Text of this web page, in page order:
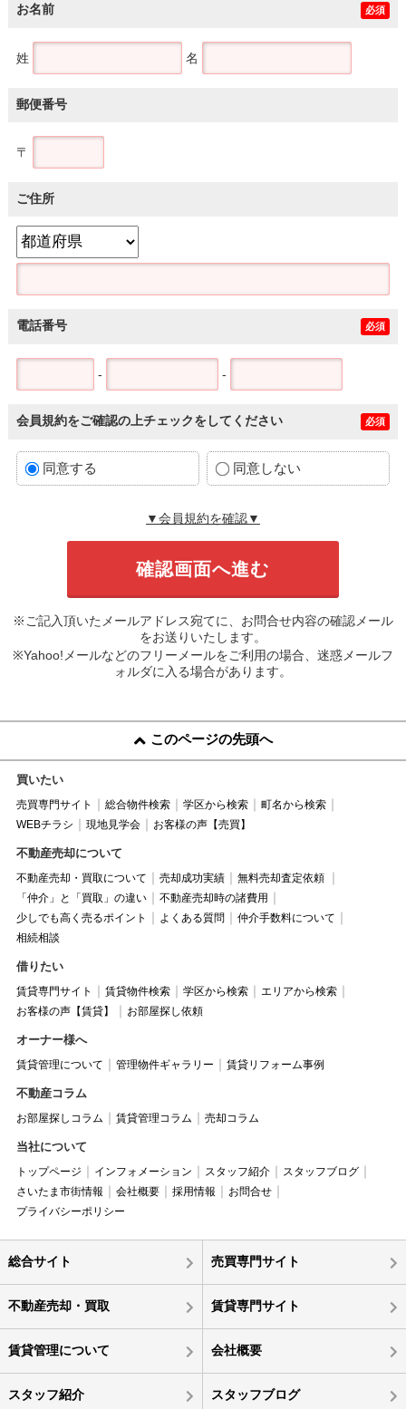
お名前 必須
姓 名
郵便番号
〒
ご住所
電話番号 必須
- -
会員規約をご確認の上チェックをしてください 必須
同意する 同意しない
▼会員規約を確認▼
※ご記入頂いたメールアドレス宛てに、お問合せ内容の確認メール
をお送りいたします。
※Yahoo!メールなどのフリーメールをご利用の場合、迷惑メールフ
ォルダに入る場合があります。
このページの先頭へ
買いたい
売買専門サイト 総合物件検索 学区から検索
町名から検索
WEBチラシ
現地見学会 お客様の声【売買】
不動産売却について
不動産売却・買取について 売却成功実績
無料売却査定依頼
「仲介」と「買取」の違い
不動産売却時の諸費用
少しでも高く売るポイント
よくある質問
仲介手数料について
相続相談
借りたい
賃貸専門サイト 賃貸物件検索 学区から検索
エリアから検索
お客様の声【賃貸】
お部屋探し依頼
オーナー様へ
賃貸管理について 管理物件ギャラリー 賃貸リフォーム事例
不動産コラム
お部屋探しコラム 賃貸管理コラム 売却コラム
当社について
トップページ インフォメーション スタッフ紹介
スタッフブログ
さいたま市街情報
会社概要 採用情報
お問合せ
プライバシーポリシー
総合サイト 売買専門サイト
不動産売却・買取 賃貸専門サイト
賃貸管理について 会社概要
スタッフ紹介 スタッフブログ